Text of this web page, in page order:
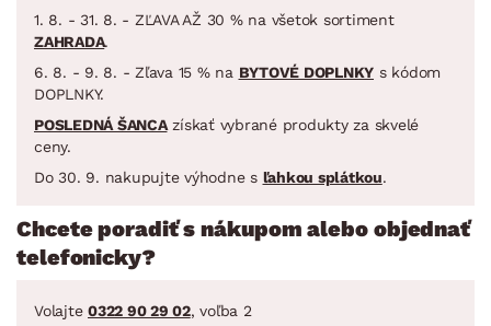
1. 8. - 31. 8. - ZĽAVA AŽ 30 % na všetok sortiment
ZAHRADA.
6. 8. - 9. 8. - Zľava 15 % na BYTOVÉ DOPLNKY s kódom
DOPLNKY.
POSLEDNÁ ŠANCAzískať vybrané produkty za skvelé
ceny.
Do 30. 9. nakupujte výhodne s ľahkou splátkou.
Chcete poradiť s nákupom alebo objednať
telefonicky?
Volajte 0322 90 29 02, voľba 2